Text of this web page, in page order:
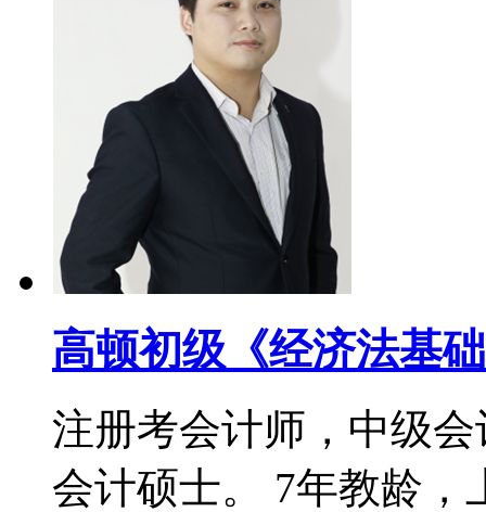
高顿初级《经济法基
注册考会计师，中级
会计硕士。 7年教龄